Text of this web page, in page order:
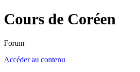
Cours de Coréen
Forum
Accéder au contenu